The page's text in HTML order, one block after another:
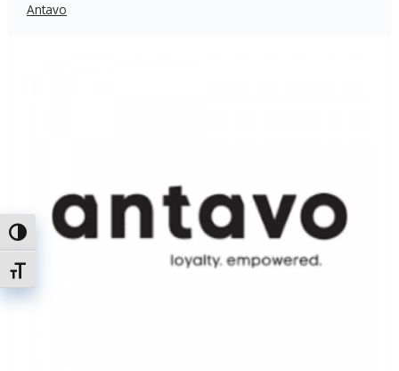
Toggle High Contrast
Toggle Font size
Antavo